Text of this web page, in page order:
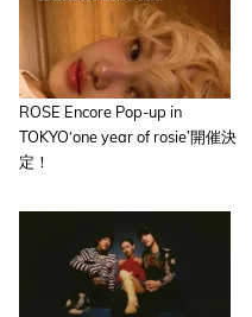
ROSE Encore Pop-up in
TOKYO‘one year of rosie’開催決
定！